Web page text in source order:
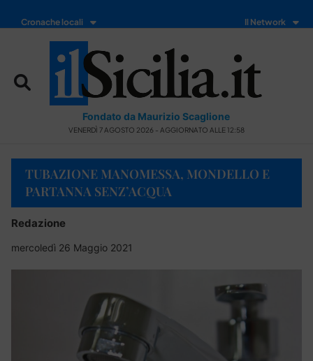
Cronache locali Il Network
Fondato da Maurizio Scaglione
VENERDÌ 7 AGOSTO 2026 - AGGIORNATO ALLE 12:58
TUBAZIONE MANOMESSA, MONDELLO E
PARTANNA SENZ’ACQUA
Redazione
mercoledì 26 Maggio 2021